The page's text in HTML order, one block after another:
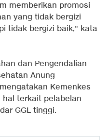
memberikan promosi
yang tidak bergizi
tidak bergizi baik," kata
dan Pengendalian
Anung
Kemenkes
terkait pelabelan
GGL tinggi.